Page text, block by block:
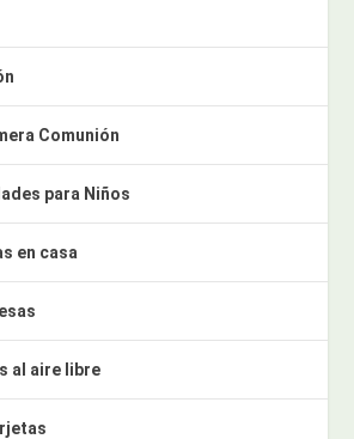
Comunión
para Niños
en casa
al aire libre